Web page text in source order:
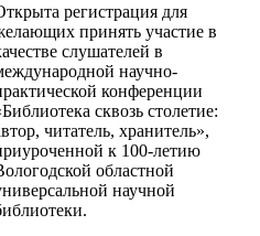
регистрация для
принять участие в
слушателей в
научно-
конференции
сквозь столетие:
читатель, хранитель»,
к 100-летию
областной
научной